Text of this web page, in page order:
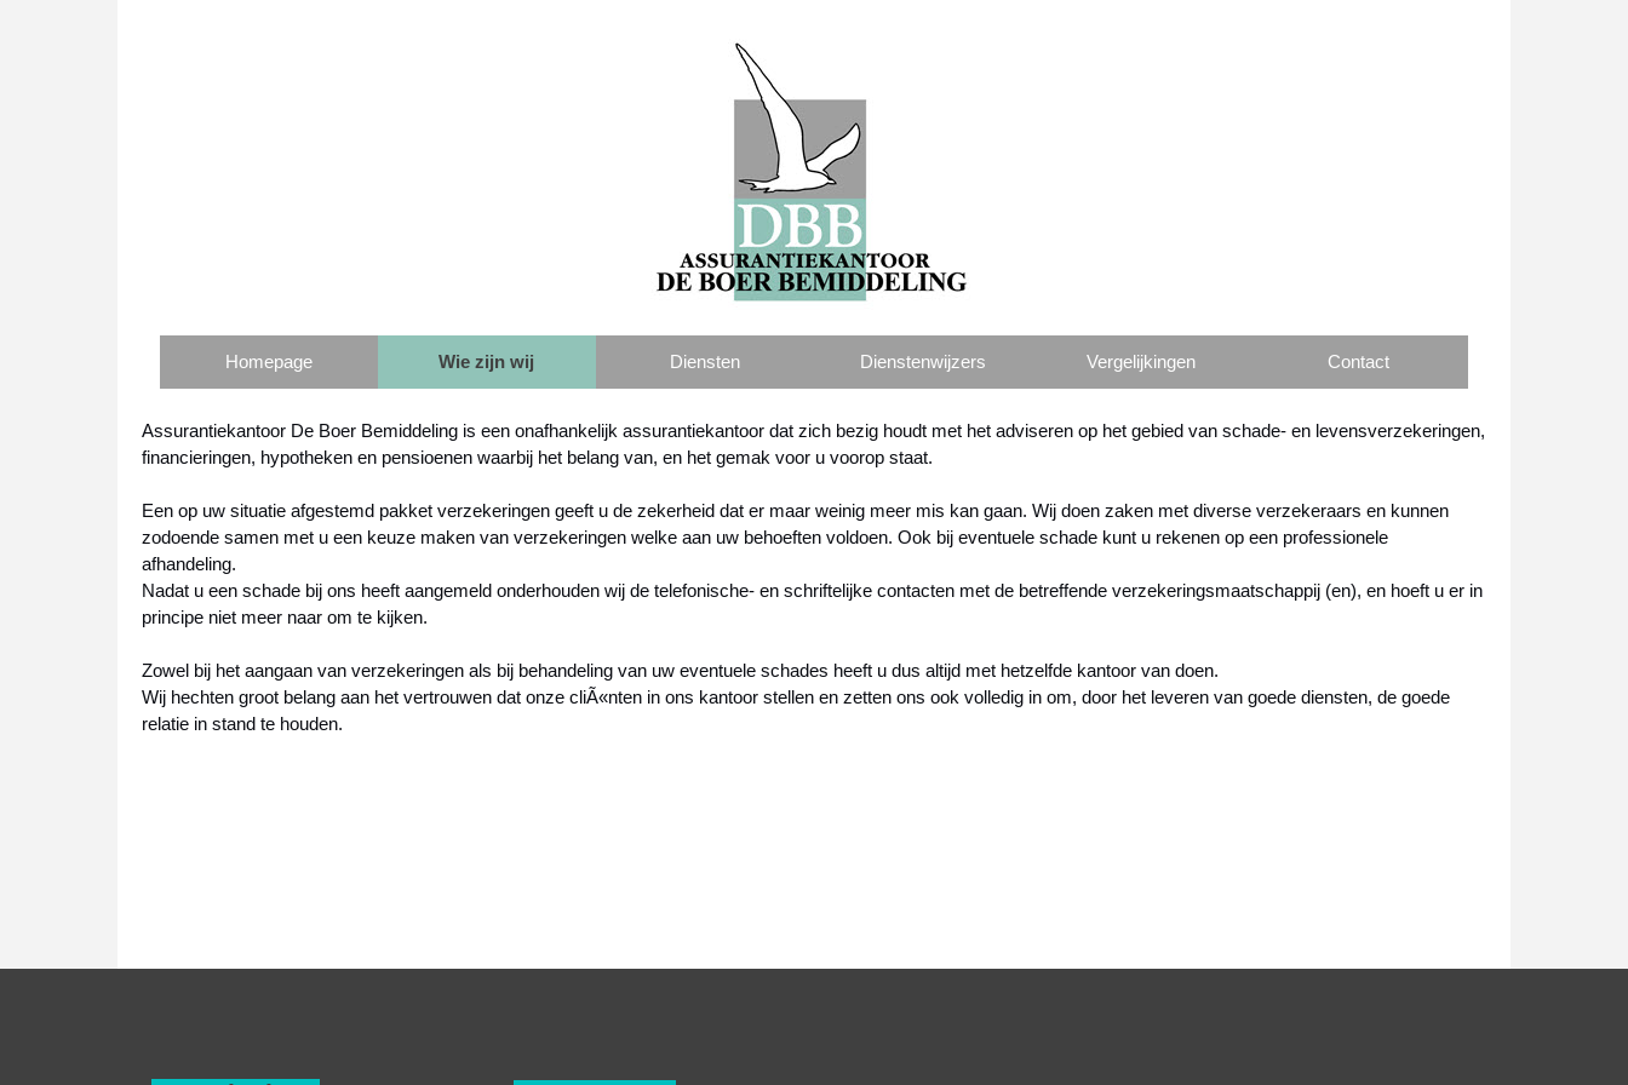
Homepage Wie zijn wij Diensten Dienstenwijzers Vergelijkingen Contact
Assurantiekantoor De Boer Bemiddeling is een onafhankelijk assurantiekantoor dat zich bezig houdt met het adviseren op het gebied van schade- en levensverzekeringen,
financieringen, hypotheken en pensioenen waarbij het belang van, en het gemak voor u voorop staat.
Een op uw situatie afgestemd pakket verzekeringen geeft u de zekerheid dat er maar weinig meer mis kan gaan. Wij doen zaken met diverse verzekeraars en kunnen
zodoende samen met u een keuze maken van verzekeringen welke aan uw behoeften voldoen. Ook bij eventuele schade kunt u rekenen op een professionele
afhandeling.
Nadat u een schade bij ons heeft aangemeld onderhouden wij de telefonische- en schriftelijke contacten met de betreffende verzekeringsmaatschappij (en), en hoeft u er in
principe niet meer naar om te kijken.
Zowel bij het aangaan van verzekeringen als bij behandeling van uw eventuele schades heeft u dus altijd met hetzelfde kantoor van doen.
Wij hechten groot belang aan het vertrouwen dat onze cliÃ«nten in ons kantoor stellen en zetten ons ook volledig in om, door het leveren van goede diensten, de goede
relatie in stand te houden.